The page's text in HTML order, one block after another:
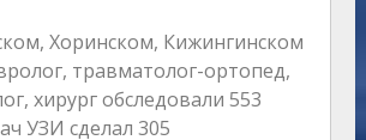
Хоринском, Кижингинском
травматолог-ортопед,
хирург обследовали 553
УЗИ сделал 305